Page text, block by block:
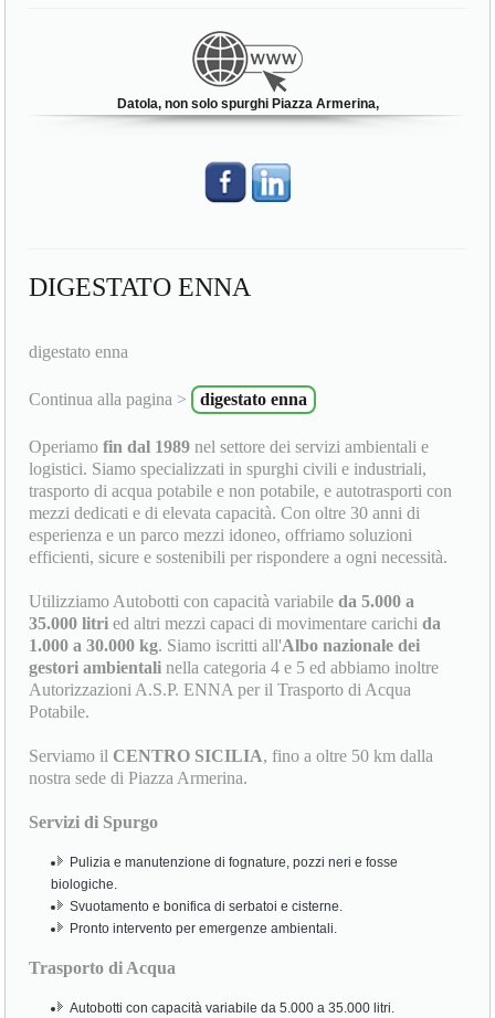
Datola, non solo spurghi Piazza Armerina,
DIGESTATO ENNA
digestato enna
Continua alla pagina > digestato enna
Operiamofin dal 1989 nel settore dei servizi ambientali e
logistici. Siamo specializzati in spurghi civili e industriali,
trasporto di acqua potabile e non potabile, e autotrasporti con
mezzi dedicati e di elevata capacità. Con oltre 30 anni di
esperienza e un parco mezzi idoneo, offriamo soluzioni
efficienti, sicure e sostenibili per rispondere a ogni necessità.
Utilizziamo Autobotti con capacità variabileda 5.000 a
35.000 litri ed altri mezzi capaci di movimentare carichida
1.000 a 30.000 kg. Siamo iscritti all'Albo nazionale dei
gestori ambientali nella categoria 4 e 5 ed abbiamo inoltre
Autorizzazioni A.S.P. ENNA per il Trasporto di Acqua
Potabile.
Serviamo il CENTRO SICILIA, fino a oltre 50 km dalla
nostra sede di Piazza Armerina.
Servizi di Spurgo
Pulizia e manutenzione di fognature, pozzi neri e fosse
biologiche.
Svuotamento e bonifica di serbatoi e cisterne.
Pronto intervento per emergenze ambientali.
Trasporto di Acqua
Autobotti con capacità variabile da 5.000 a 35.000 litri.